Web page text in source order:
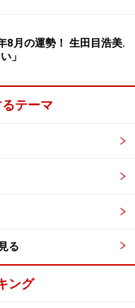
8月の運勢！ 生田目浩美.
」
テーマ
る
ング